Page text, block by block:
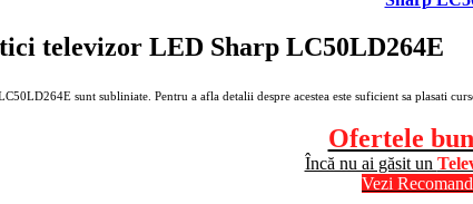
televizor LED Sharp LC50LD264E
sunt subliniate. Pentru a afla detalii despre acestea este suficient sa plasati
Ofertele
Încă nu ai găsit un
Vezi